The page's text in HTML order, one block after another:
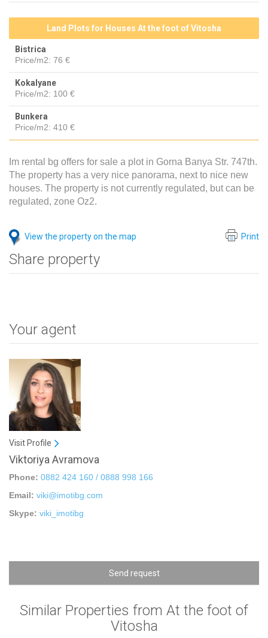
Land Plots for Houses At the foot of Vitosha
Bistrica
Price/m2: 76 €
Kokalyane
Price/m2: 100 €
Bunkera
Price/m2: 410 €
Im rental bg offers for sale a plot in Gorna Banya Str. 747th.
The property has a very nice panorama, next to nice new
houses. The property is not currently regulated, but can be
regulated, zone Oz2.
View the property on the map Print
Share property
Your agent
Visit Profile
Viktoriya Avramova
Phone: 0882 424 160 / 0888 998 166
Email: viki@imotibg.com
Skype: viki_imotibg
Send request
Similar Properties from At the foot of
Vitosha